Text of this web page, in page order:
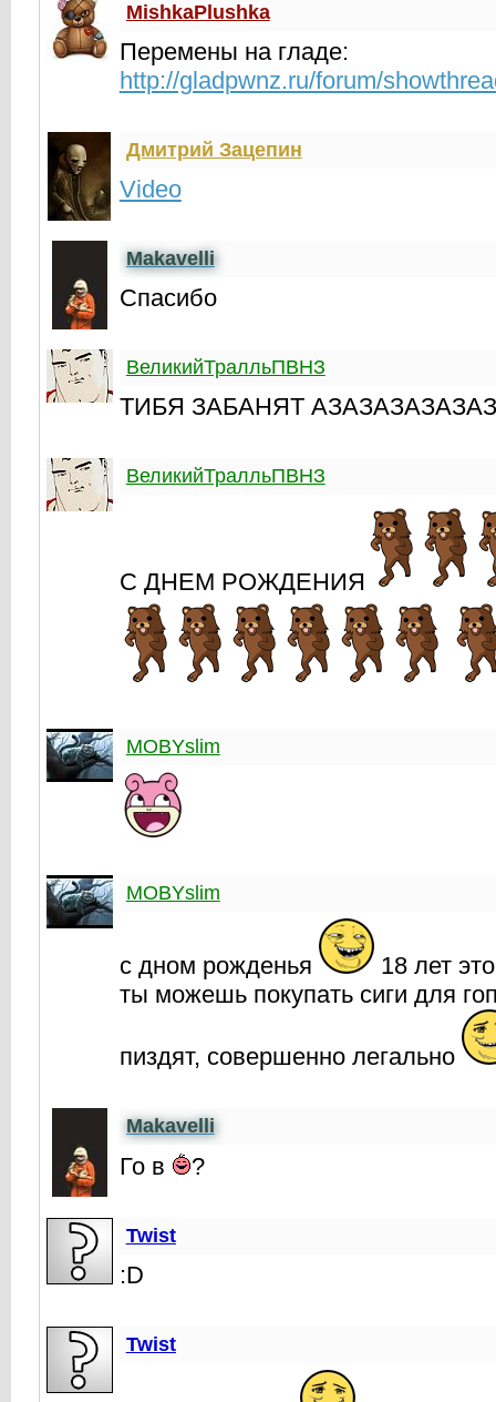
MishkaPlushka
Перемены на гладе:
http://gladpwnz.ru/forum/
Дмитрий Зацепин
Video
Makavelli
Спасибо
ВеликийТралльПВНЗ
ТИБЯ ЗАБАНЯТ
ВеликийТралльПВНЗ
С ДНЕМ РОЖДЕНИЯ
MOBYslim
MOBYslim
с дном рожденья
18 лет
ты можешь покупать сиги для
пиздят, совершенно легально
Makavelli
Го в ?
Twist
:D
Twist